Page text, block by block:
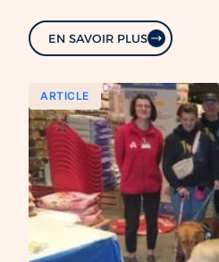
EN SAVOIR PLUS
ARTICLE